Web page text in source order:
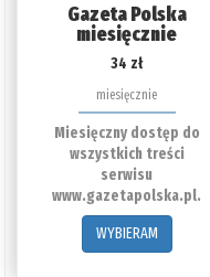
Gazeta Polska
miesięcznie
34 zł
miesięcznie
Miesięczny dostęp do
wszystkich treści
serwisu
www.gazetapolska.pl.
WYBIERAM